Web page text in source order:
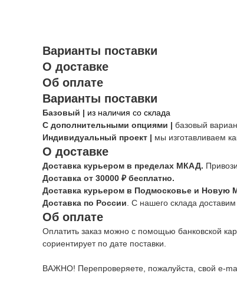
Варианты поставки
О доставке
Об оплате
Варианты поставки
Базовый | из наличия со склада
С дополнительными опциями | базовый
Индивидуальный проект | мы изготавливаем
О доставке
Доставка курьером в пределах МКАД.
Доставка от 30000 ₽ бесплатно.
Доставка курьером в Подмосковье и Новую
Доставка по России. С нашего склада
Об оплате
Оплатить заказ можно с помощью банковской
сориентирует по дате поставки.
ВАЖНО! Перепроверяете, пожалуйста, свой e-